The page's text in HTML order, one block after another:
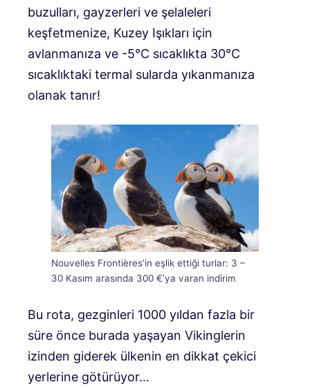
buzulları, gayzerleri ve şelaleleri
keşfetmenize, Kuzey Işıkları için
avlanmanıza ve -5°C sıcaklıkta 30°C
sıcaklıktaki termal sularda yıkanmanıza
olanak tanır!
Nouvelles Frontières’in eşlik ettiği turlar: 3 –
30 Kasım arasında 300 €’ya varan indirim
Bu rota, gezginleri 1000 yıldan fazla bir
süre önce burada yaşayan Vikinglerin
izinden giderek ülkenin en dikkat çekici
yerlerine götürüyor…